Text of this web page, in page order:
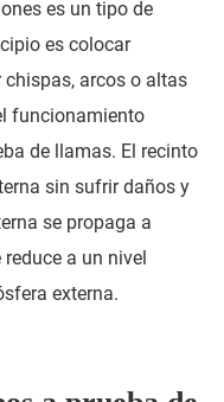
es un tipo de
es colocar
arcos o altas
funcionamiento
de llamas. El recinto
sin sufrir daños y
se propaga a
a un nivel
externa.